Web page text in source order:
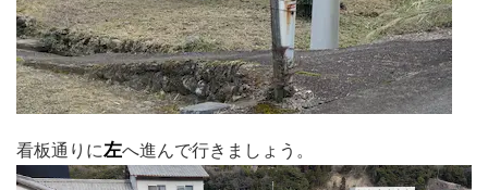
看板通りに左へ進んで行きましょう。